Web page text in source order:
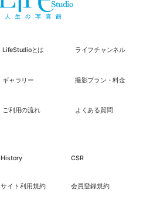
LifeStudioとは ライフチャンネル
ギャラリー 撮影プラン・料金
ご利用の流れ よくある質問
History CSR
サイト利用規約 会員登録規約